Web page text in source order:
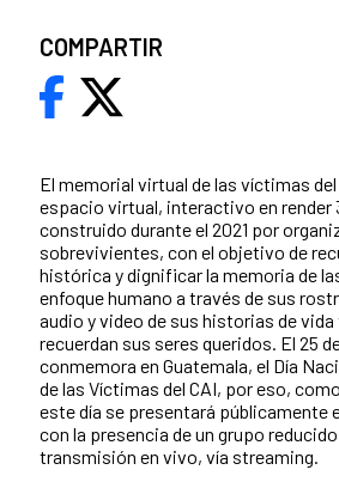
El memorial virtual de las víctimas
espacio virtual, interactivo en render
construido durante el 2021 por
sobrevivientes, con el objetivo de
histórica y dignificar la memoria de
enfoque humano a través de sus
audio y video de sus historias de
recuerdan sus seres queridos. El 25
conmemora en Guatemala, el Día
de las Víctimas del CAI, por eso,
este día se presentará públicamente
con la presencia de un grupo
transmisión en vivo, vía streaming.
COMPARTIR